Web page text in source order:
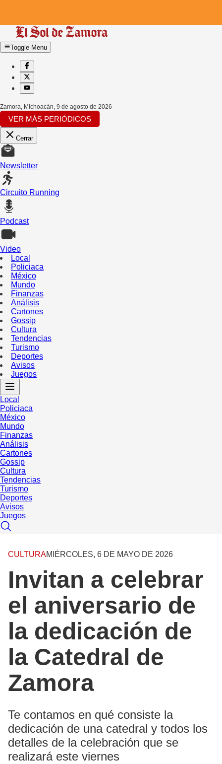
Toggle Menu
Zamora, Michoacán, 9 de agosto de 2026
VER MÁS PERIÓDICOS
Cerrar
Newsletter
Circuito Running
Podcast
Video
Local
Policiaca
México
Mundo
Finanzas
Análisis
Cartones
Gossip
Cultura
Tendencias
Turismo
Deportes
Avisos
Juegos
Local
Policiaca
México
Mundo
Finanzas
Análisis
Cartones
Gossip
Cultura
Tendencias
Turismo
Deportes
Avisos
Juegos
CULTURAMIÉRCOLES, 6 DE MAYO DE 2026
Invitan a celebrar
el aniversario de
la dedicación de
la Catedral de
Zamora
Te contamos en qué consiste la
dedicación de una catedral y todos los
detalles de la celebración que se
realizará este viernes